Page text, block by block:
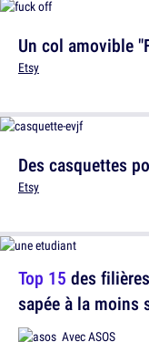
Un col amovible
Etsy
Top 15 des
sapée à la moins
AvecASOS
Des casquettes
Etsy